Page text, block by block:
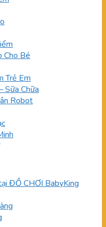
Cho Bé
Trẻ Em
Sữa Chữa
Robot
ĐỒ CHƠI BabyKing